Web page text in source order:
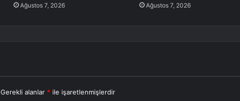
Ağustos 7, 2026 Ağustos 7, 2026
Gerekli alanlar * ile işaretlenmişlerdir